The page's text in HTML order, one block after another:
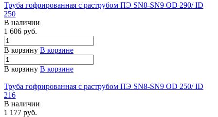
Труба гофрированная с раструбом ПЭ SN8-SN9 OD 290/ ID
250
В наличии
1 606 руб.
В корзину В корзине
В корзину В корзине
Труба гофрированная с раструбом ПЭ SN8-SN9 OD 250/ ID
216
В наличии
1 177 руб.